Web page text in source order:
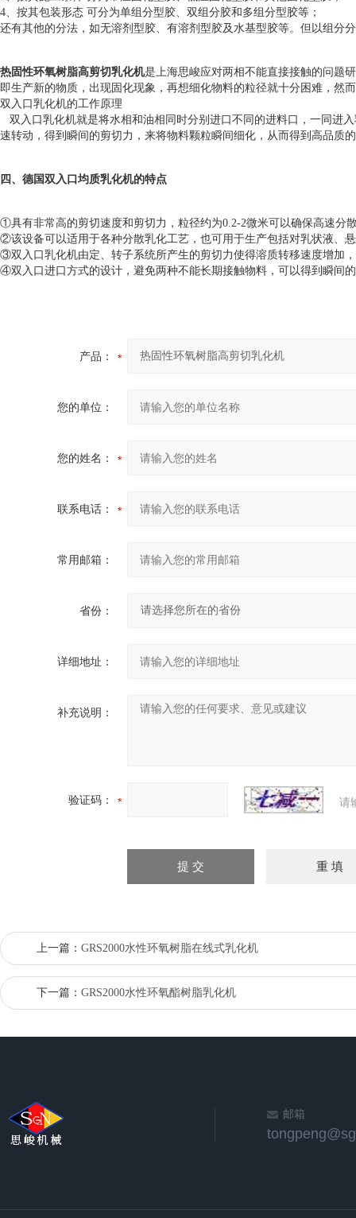
4、按其包装形态 可分为单组分型胶、双组分胶和多组分型胶等；
还有其他的分法，如无溶剂型胶、有溶剂型胶及水基型胶等。但以组分
热固性环氧树脂高剪切乳化机是上海思峻应对两相不能直接接触的问题
即生产新的物质，出现固化现象，再想细化物料的粒径就十分困难，然
双入口乳化机的工作原理
双入口乳化机就是将水相和油相同时分别进口不同的进料口，一同进
速转动，得到瞬间的剪切力，来将物料颗粒瞬间细化，从而得到高品质
四、 德国双入口均质乳化机的特点
①具有非常高的剪切速度和剪切力，粒径约为0.2-2微米可以确保高速分
②该设备可以适用于各种分散乳化工艺，也可用于生产包括对乳状液、
③双入口乳化机由定、转子系统所产生的剪切力使得溶质转移速度增加
④双入口进口方式的设计，避免两种不能长期接触物料，可以得到瞬间
产品：
您的单位：
您的姓名：
联系电话：
常用邮箱：
省份：
详细地址：
补充说明：
验证码： 请
上一篇： GRS2000水性环氧树脂在线式乳化机
下一篇： GRS2000水性环氧酯树脂乳化机
邮箱